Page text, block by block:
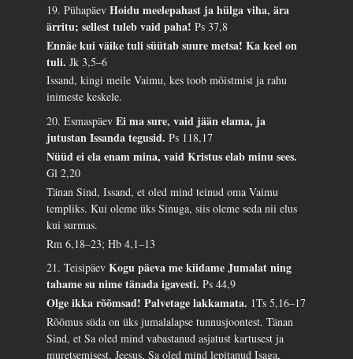
19. PühapäevHoidu meelepahast ja hülga viha, ära
ärritu; sellest tuleb vaid paha!Ps 37,8
Ennäe kui väike tuli süütab suure metsa! Ka keel on
tuli.Jk 3,5–6
Issand, kingi meile Vaimu, kes toob mõistmist ja rahu
inimeste keskele.
20. EsmaspäevEi ma sure, vaid jään elama, ja
jutustan Issanda tegusid.Ps 118,17
Nüüd ei ela enam mina, vaid Kristus elab minu sees.
Gl 2,20
Tänan Sind, Issand, et oled mind teinud oma Vaimu
templiks. Kui oleme üks Sinuga, siis oleme seda nii elus
kui surmas.
Rm 6,18–23; Hb 4,1–13
21. TeisipäevKogu päeva me kiidame Jumalat ning
tahame su nime tänada igavesti.Ps 44,9
Olge ikka rõõmsad! Palvetage lakkamata. 1Ts 5,16–17
Rõõmus süda on üks jumalalapse tunnusjoontest. Tänan
Sind, et Sa oled mind vabastanud asjatust kartusest ja
muretsemisest. Jeesus, Sa oled mind lepitanud Isaga,